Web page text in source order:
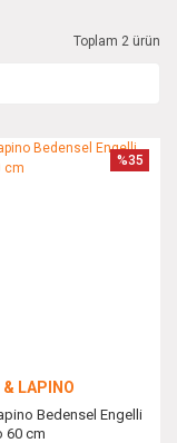
Toplam 2 ürün
& LAPINO
Bedensel Engelli
60 cm
%35